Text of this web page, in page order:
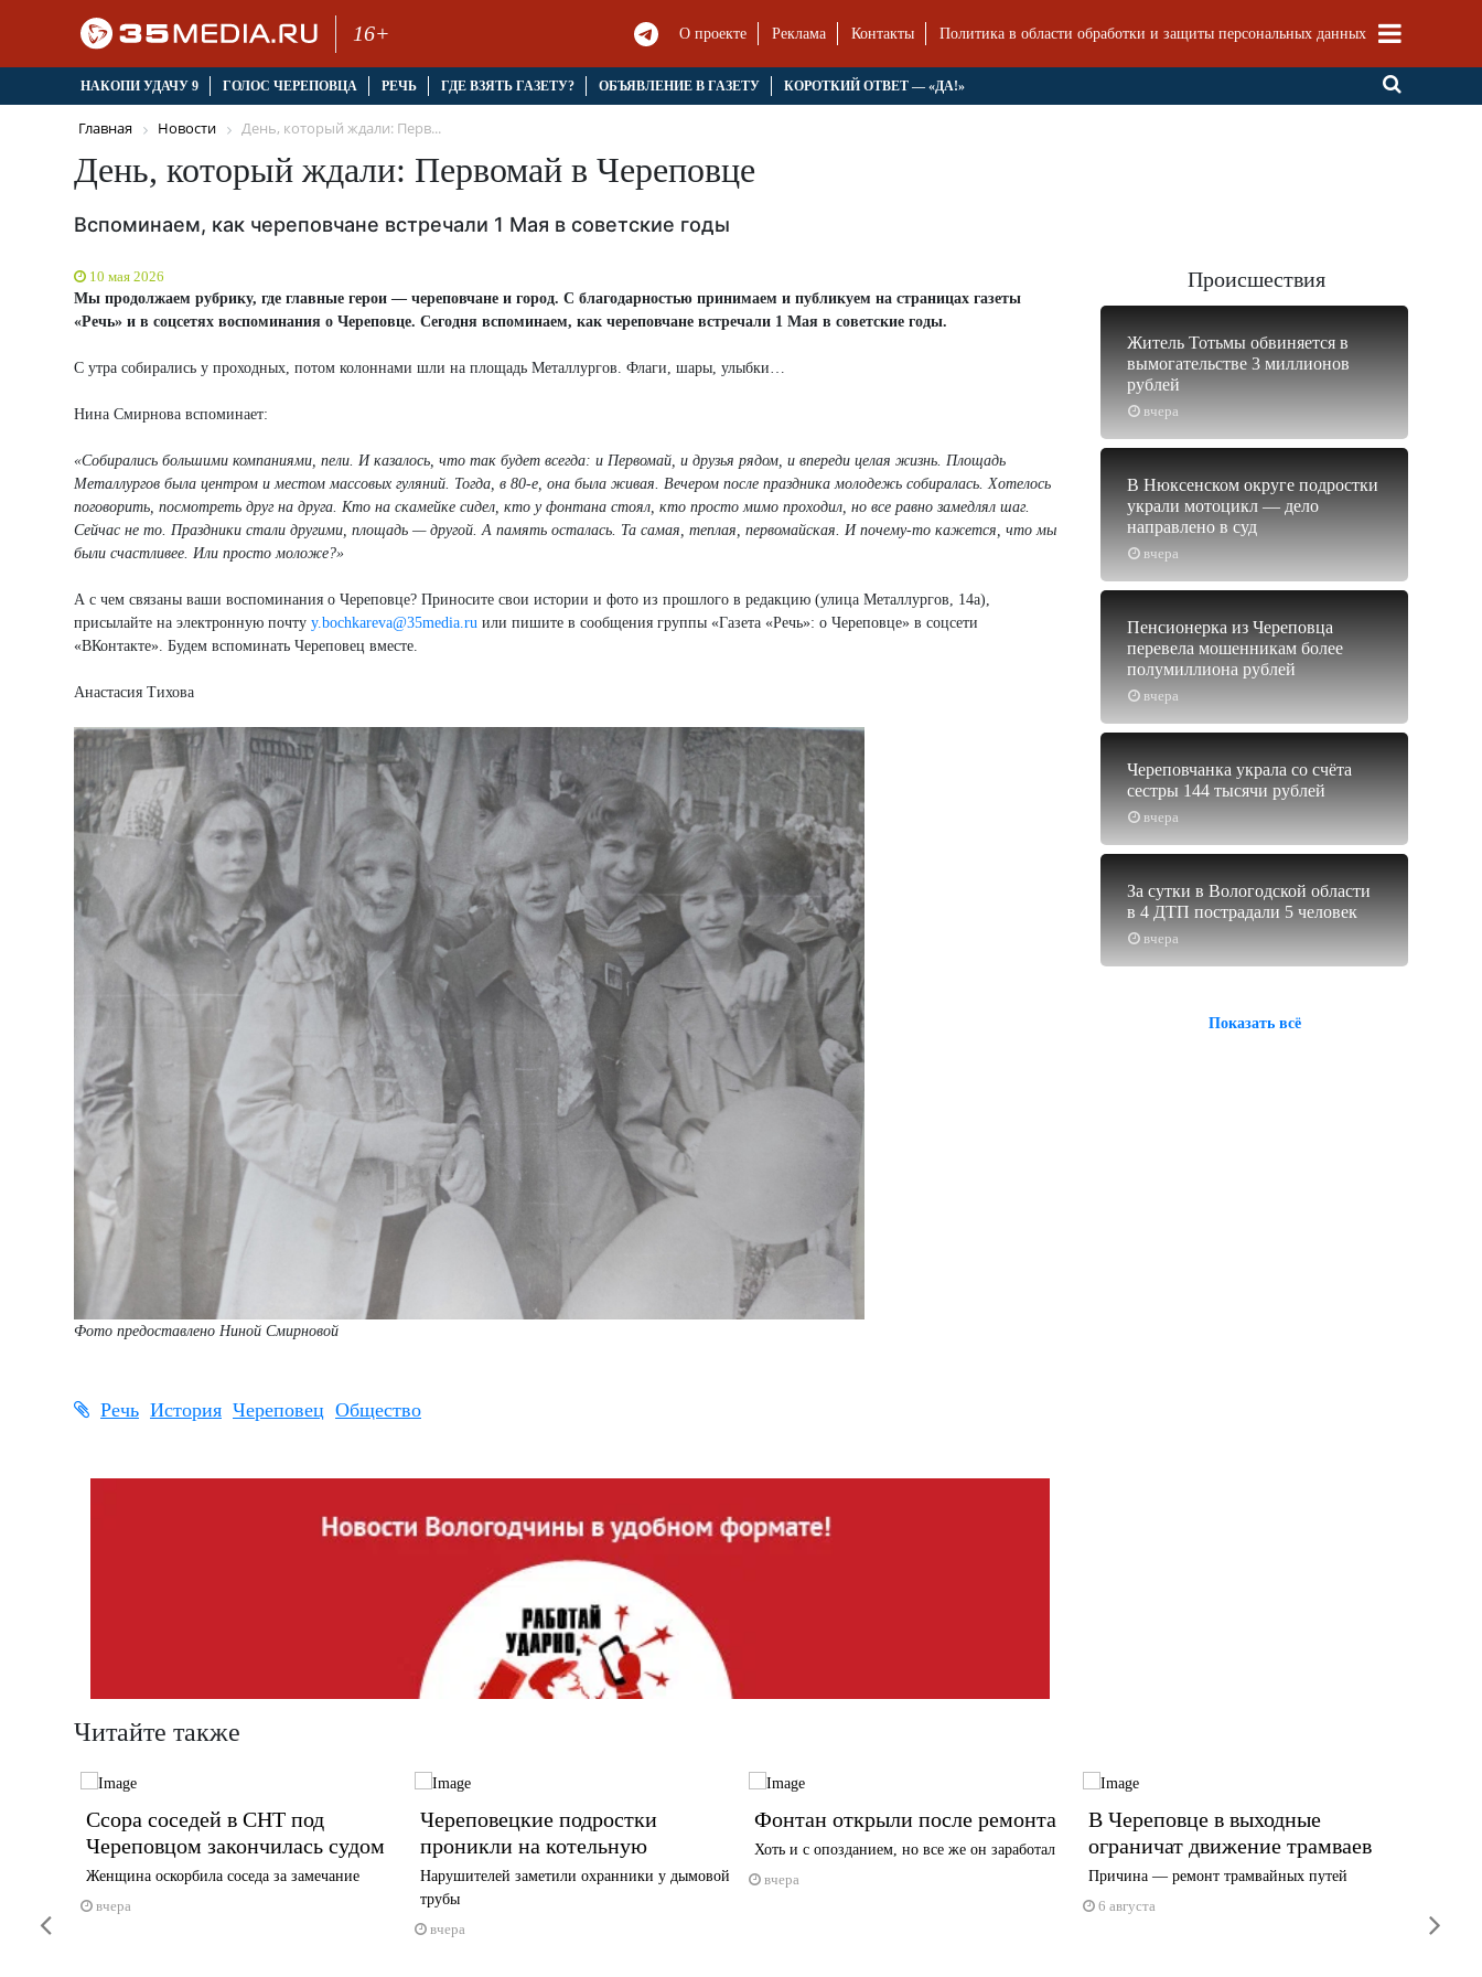
16+ О проекте Реклама Контакты Политика в области обработки и защиты персональных данных
НАКОПИ УДАЧУ 9 ГОЛОС ЧЕРЕПОВЦА РЕЧЬ ГДЕ ВЗЯТЬ ГАЗЕТУ? ОБЪЯВЛЕНИЕ В ГАЗЕТУ КОРОТКИЙ ОТВЕТ — «ДА!»
Главная Новости День, который ждали: Перв...
День, который ждали: Первомай в Череповце
Вспоминаем, как череповчане встречали 1 Мая в советские годы
10 мая 2026
Мы продолжаем рубрику, где главные герои — череповчане и город. С благодарностью принимаем и публикуем на страницах газеты
«Речь» и в соцсетях воспоминания о Череповце. Сегодня вспоминаем, как череповчане встречали 1 Мая в советские годы.
С утра собирались у проходных, потом колоннами шли на площадь Металлургов. Флаги, шары, улыбки…
Нина Смирнова вспоминает:
«Собирались большими компаниями, пели. И казалось, что так будет всегда: и Первомай, и друзья рядом, и впереди целая жизнь. Площадь
Металлургов была центром и местом массовых гуляний. Тогда, в 80-е, она была живая. Вечером после праздника молодежь собиралась. Хотелось
поговорить, посмотреть друг на друга. Кто на скамейке сидел, кто у фонтана стоял, кто просто мимо проходил, но все равно замедлял шаг.
Сейчас не то. Праздники стали другими, площадь — другой. А память осталась. Та самая, теплая, первомайская. И почему-то кажется, что мы
были счастливее. Или просто моложе?»
А с чем связаны ваши воспоминания о Череповце? Приносите свои истории и фото из прошлого в редакцию (улица Металлургов, 14а),
присылайте на электронную почту y.bochkareva@35media.ru или пишите в сообщения группы «Газета «Речь»: о Череповце» в соцсети
«ВКонтакте». Будем вспоминать Череповец вместе.
Анастасия Тихова
Фото предоставлено Ниной Смирновой
Речь История Череповец Общество
Происшествия
вчера
Житель Тотьмы обвиняется в
вымогательстве 3 миллионов
рублей
вчера
В Нюксенском округе подростки
украли мотоцикл — дело
направлено в суд
вчера
Пенсионерка из Череповца
перевела мошенникам более
полумиллиона рублей
вчера
Череповчанка украла со счёта
сестры 144 тысячи рублей
вчера
За сутки в Вологодской области
в 4 ДТП пострадали 5 человек
Показать всё
Читайте также
Ссора соседей в СНТ под
Череповцом закончилась судом
Женщина оскорбила соседа за замечание
вчера
Череповецкие подростки
проникли на котельную
Нарушителей заметили охранники у дымовой
трубы
вчера
Фонтан открыли после ремонта
Хоть и с опозданием, но все же он заработал
вчера
В Череповце в выходные
ограничат движение трамваев
Причина — ремонт трамвайных путей
6 августа